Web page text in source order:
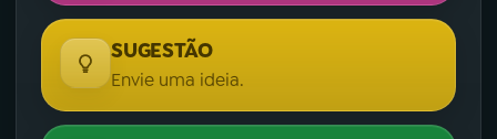
SUGESTÃO
Envie uma ideia.